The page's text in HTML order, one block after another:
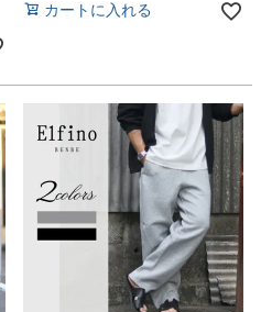
カートに入れる